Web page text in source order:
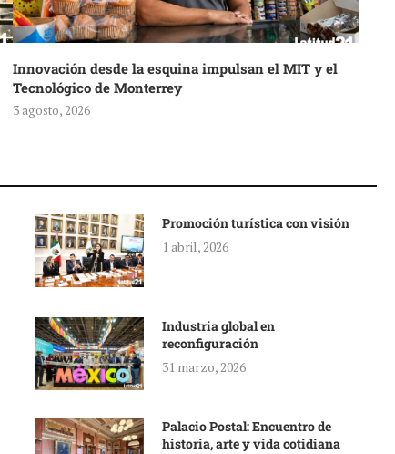
Innovación desde la esquina impulsan el MIT y el
Tecnológico de Monterrey
3 agosto, 2026
Promoción turística con visión
1 abril, 2026
Industria global en
reconfiguración
31 marzo, 2026
Palacio Postal: Encuentro de
historia, arte y vida cotidiana